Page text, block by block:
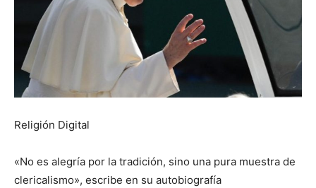
Religión Digital
«No es alegría por la tradición, sino una pura muestra de
clericalismo», escribe en su autobiografía